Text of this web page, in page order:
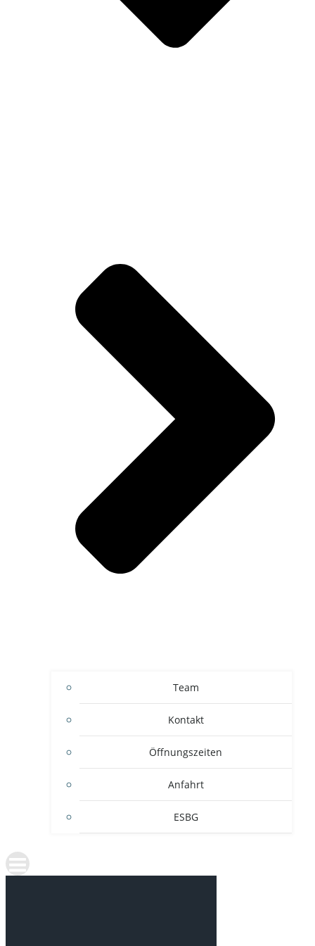
Team
Kontakt
Öffnungszeiten
Anfahrt
ESBG